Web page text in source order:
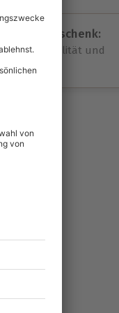
Geschenk:
volle Flexibilität und
für alle Erlebnisse